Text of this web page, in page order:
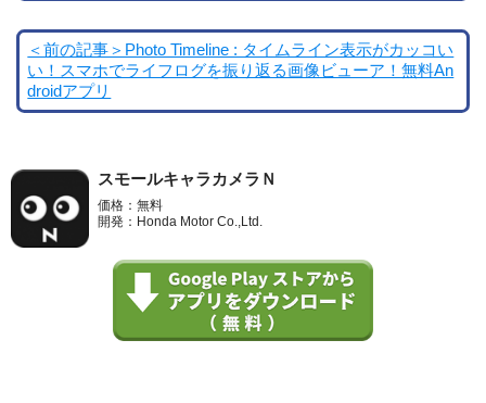
＜前の記事＞Photo Timeline : タイムライン表示がカッコい
い！スマホでライフログを振り返る画像ビューア！無料An
droidアプリ
スモールキャラカメラＮ
価格：無料
開発：Honda Motor Co.,Ltd.